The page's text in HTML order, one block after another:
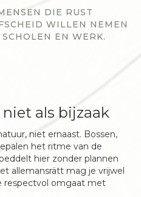
DIE RUST
WILLEN NEMEN
EN WERK.
als bijzaak
niet ernaast. Bossen,
het ritme van de
hier zonder plannen
allemansrätt mag je vrijwel
respectvol omgaat met